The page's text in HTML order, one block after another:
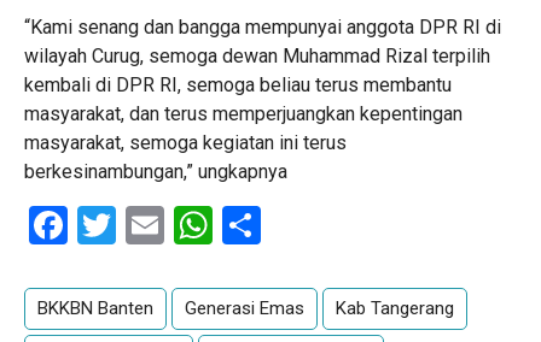
“Kami senang dan bangga mempunyai anggota DPR RI di
wilayah Curug, semoga dewan Muhammad Rizal terpilih
kembali di DPR RI, semoga beliau terus membantu
masyarakat, dan terus memperjuangkan kepentingan
masyarakat, semoga kegiatan ini terus
berkesinambungan,” ungkapnya
Facebook
Twitter
EmailWhatsApp
BKKBN Banten Generasi Emas Kab Tangerang